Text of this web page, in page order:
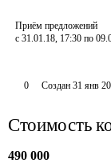
Приём предложений
с 31.01.18, 17:30 по
0 Создан 31 янв
Стоимость
490 000